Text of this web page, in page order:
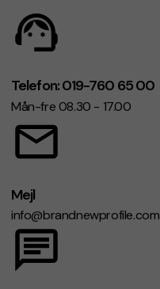
Telefon: 019-760 65 00
Mån-fre 08.30 - 17.00
Mejl
info@brandnewprofile.com